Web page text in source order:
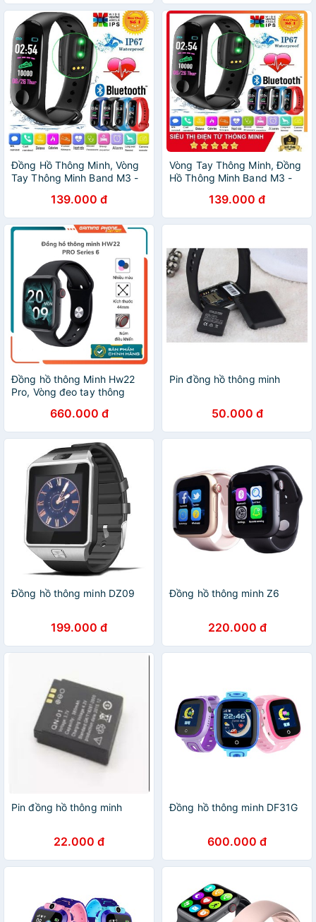
Đồng Hồ Thông Minh, Vòng
Tay Thông Minh Band M3 -
139.000 đ
Vòng Tay Thông Minh, Đồng
Hồ Thông Minh Band M3 -
139.000 đ
Đồng hồ thông Minh Hw22
Pro, Vòng đeo tay thông
660.000 đ
Pin đồng hồ thông minh
50.000 đ
Đồng hồ thông minh DZ09
199.000 đ
Đồng hồ thông minh Z6
220.000 đ
Pin đồng hồ thông minh
22.000 đ
Đồng hồ thông minh DF31G
600.000 đ